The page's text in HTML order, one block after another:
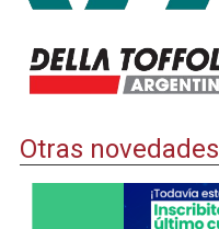
Otras novedades